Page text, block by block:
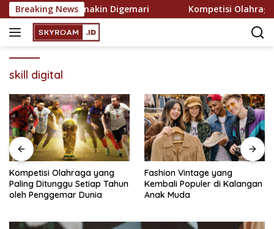
Skip
to
content
Breaking News
yang Semakin Digemari Kompetisi Olahraga
skill digital
Kompetisi Olahraga yang
Paling Ditunggu Setiap Tahun
oleh Penggemar Dunia
Fashion Vintage yang
Kembali Populer di Kalangan
Anak Muda